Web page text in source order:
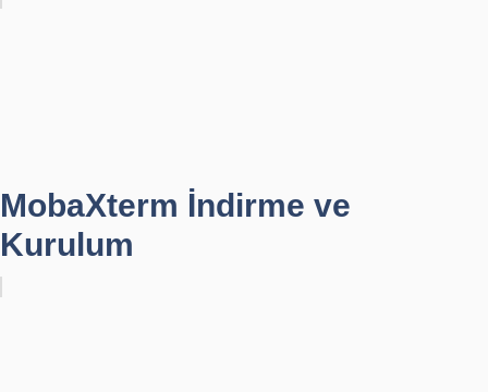
MobaXterm İndirme ve
Kurulum